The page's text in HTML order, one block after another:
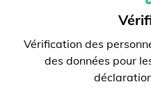
Vérification des
des données pour